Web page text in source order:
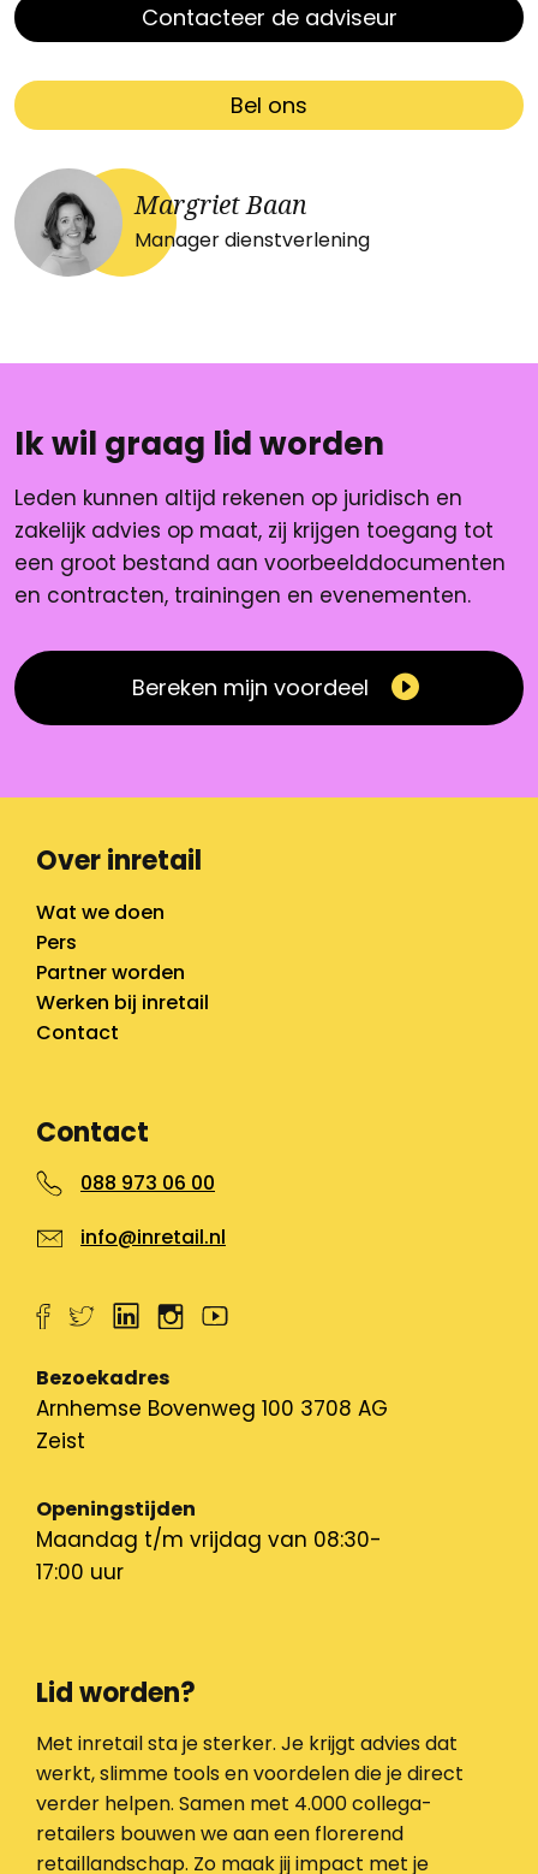
Contacteer de adviseur
Bel ons
Margriet Baan
Manager dienstverlening
Ik wil graag lid worden
Leden kunnen altijd rekenen op juridisch en
zakelijk advies op maat, zij krijgen toegang tot
een groot bestand aan voorbeelddocumenten
en contracten, trainingen en evenementen.
Bereken mijn voordeel
Over inretail
Wat we doen
Pers
Partner worden
Werken bij inretail
Contact
Contact
088 973 06 00
info@inretail.nl
Bezoekadres
Arnhemse Bovenweg 100 3708 AG
Zeist
Openingstijden
Maandag t/m vrijdag van 08:30-
17:00 uur
Lid worden?
Met inretail sta je sterker. Je krijgt advies dat
werkt, slimme tools en voordelen die je direct
verder helpen. Samen met 4.000 collega-
retailers bouwen we aan een florerend
retaillandschap. Zo maak jij impact met je